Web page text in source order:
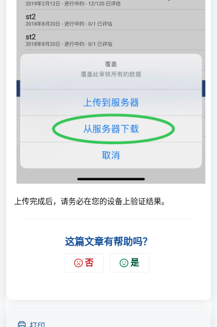
上传完成后，请务必在您的设备上验证结果。
这篇文章有帮助吗？
否 是